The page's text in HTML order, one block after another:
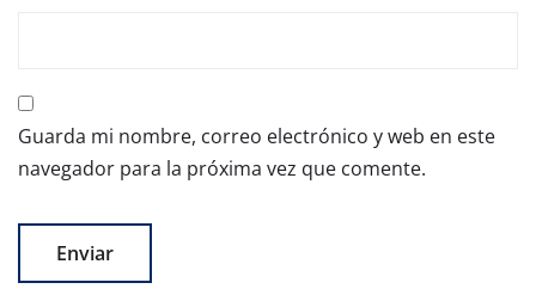
Guarda mi nombre, correo electrónico y web en este
navegador para la próxima vez que comente.